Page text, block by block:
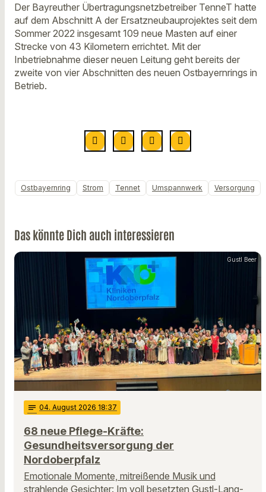
Der Bayreuther Übertragungsnetzbetreiber TenneT hatte
auf dem Abschnitt A der Ersatzneubauprojektes seit dem
Sommer 2022 insgesamt 109 neue Masten auf einer
Strecke von 43 Kilometern errichtet. Mit der
Inbetriebnahme dieser neuen Leitung geht bereits der
zweite von vier Abschnitten des neuen Ostbayernrings in
Betrieb.
Ostbayernring Strom Tennet Umspannwerk Versorgung
Das könnte Dich auch interessieren
Gustl Beer
notes 04. August 2026 18:37
68 neue Pflege-Kräfte:
Gesundheitsversorgung der
Nordoberpfalz
Emotionale Momente, mitreißende Musik und
strahlende Gesichter: Im voll besetzten Gustl-Lang-